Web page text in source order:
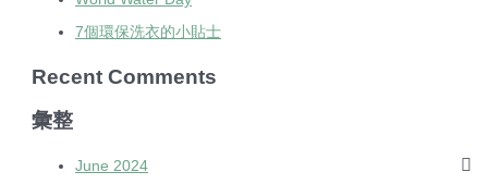
7個環保洗衣的小貼士
Recent Comments
彙整
June 2024